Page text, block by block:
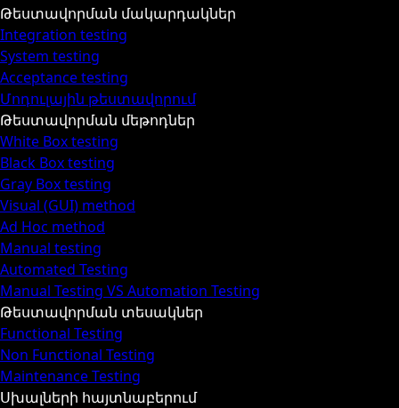
Թեստավորման մակարդակներ
Integration testing
System testing
Acceptance testing
Մոդուլային թեստավորում
Թեստավորման մեթոդներ
White Box testing
Black Box testing
Gray Box testing
Visual (GUI) method
Ad Hoc method
Manual testing
Automated Testing
Manual Testing VS Automation Testing
Թեստավորման տեսակներ
Functional Testing
Non Functional Testing
Maintenance Testing
Սխալների հայտնաբերում